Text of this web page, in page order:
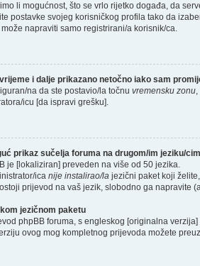
li mogućnost, što se vrlo rijetko događa, da
postavke svojeg korisničkog profila tako da
napraviti samo registrirani/a korisnik/ca.
i dalje prikazano netočno iako sam
na da ste postavio/la točnu vremensku zonu
icu [da ispravi grešku].
prikaz sučelja foruma na drugom/im jeziku/
je [lokaliziran] preveden na više od 50 jezika.
ica nije instalirao/la jezični paket koji
prijevod na vaš jezik, slobodno ga napravite
jezičnom paketu
phpBB foruma, s engleskog [originalna
ovog mog kompletnog prijevoda možete